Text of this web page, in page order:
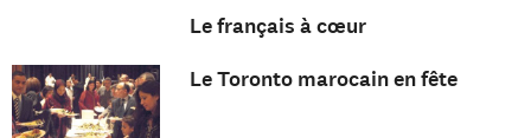
Le français à cœur
Le Toronto marocain en fête